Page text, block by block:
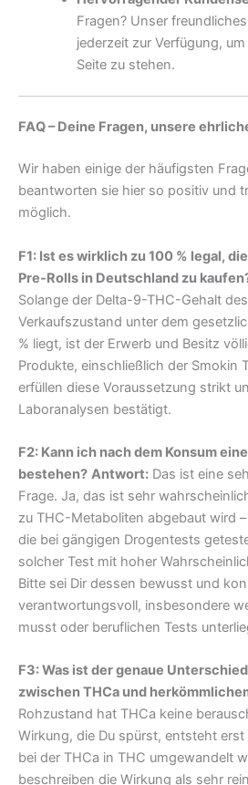
Fragen? Unser
jederzeit zur Verfügung,
Seite zu stehen.
FAQ – Deine Fragen, unsere
Wir haben einige der häufigsten
beantworten sie hier so positiv und
möglich.
F1: Ist es wirklich zu 100 % legal,
Pre-Rolls in Deutschland zu
Solange der Delta-9-THC-Gehalt
Verkaufszustand unter dem
% liegt, ist der Erwerb und Besitz
Produkte, einschließlich der Smokin
erfüllen diese Voraussetzung strikt
Laboranalysen bestätigt.
F2: Kann ich nach dem Konsum
bestehen? Antwort: Das ist eine
Frage. Ja, das ist sehr
zu THC-Metaboliten abgebaut wird
die bei gängigen Drogentests
solcher Test mit hoher
Bitte sei Dir dessen bewusst und
verantwortungsvoll, insbesondere
musst oder beruflichen Tests
F3: Was ist der genaue
zwischen THCa und
Rohzustand hat THCa keine
Wirkung, die Du spürst, entsteht
bei der THCa in THC umgewandelt
beschreiben die Wirkung als sehr